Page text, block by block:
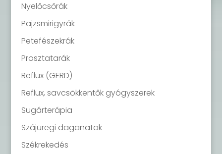
Nyelőcsőrák
Pajzsmirigyrák
Petefészekrák
Prosztatarák
Reflux (GERD)
Reflux, savcsökkentők gyógyszerek
Sugárterápia
Szájüregi daganatok
Székrekedés